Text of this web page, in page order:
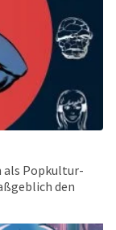
als Popkultur-
den